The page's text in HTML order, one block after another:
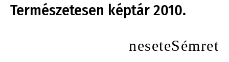
Természetesen képtár 2010.
terméSetesen